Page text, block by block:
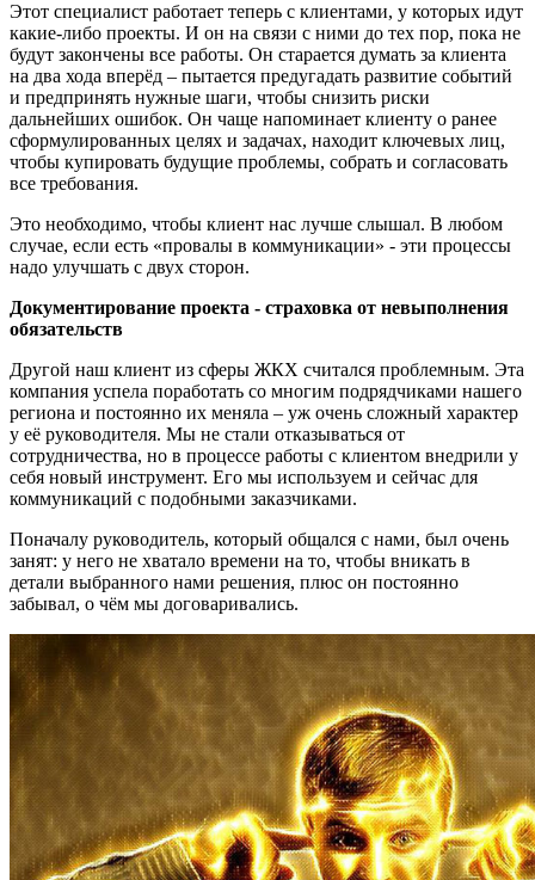
Этот специалист работает теперь с клиентами, у которых идут
какие-либо проекты. И он на связи с ними до тех пор, пока не
будут закончены все работы. Он старается думать за клиента
на два хода вперёд – пытается предугадать развитие событий
и предпринять нужные шаги, чтобы снизить риски
дальнейших ошибок. Он чаще напоминает клиенту о ранее
сформулированных целях и задачах, находит ключевых лиц,
чтобы купировать будущие проблемы, собрать и согласовать
все требования.
Это необходимо, чтобы клиент нас лучше слышал. В любом
случае, если есть «провалы в коммуникации» - эти процессы
надо улучшать с двух сторон.
Документирование проекта - страховка от невыполнения
обязательств
Другой наш клиент из сферы ЖКХ считался проблемным. Эта
компания успела поработать со многим подрядчиками нашего
региона и постоянно их меняла – уж очень сложный характер
у её руководителя. Мы не стали отказываться от
сотрудничества, но в процессе работы с клиентом внедрили у
себя новый инструмент. Его мы используем и сейчас для
коммуникаций с подобными заказчиками.
Поначалу руководитель, который общался с нами, был очень
занят: у него не хватало времени на то, чтобы вникать в
детали выбранного нами решения, плюс он постоянно
забывал, о чём мы договаривались.